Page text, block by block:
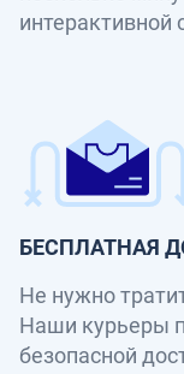
интерактивной
БЕСПЛАТНАЯ
Не нужно
Наши курьеры
безопасной